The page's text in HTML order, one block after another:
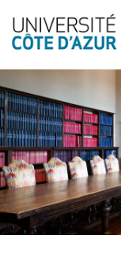
content
(Press
Enter)